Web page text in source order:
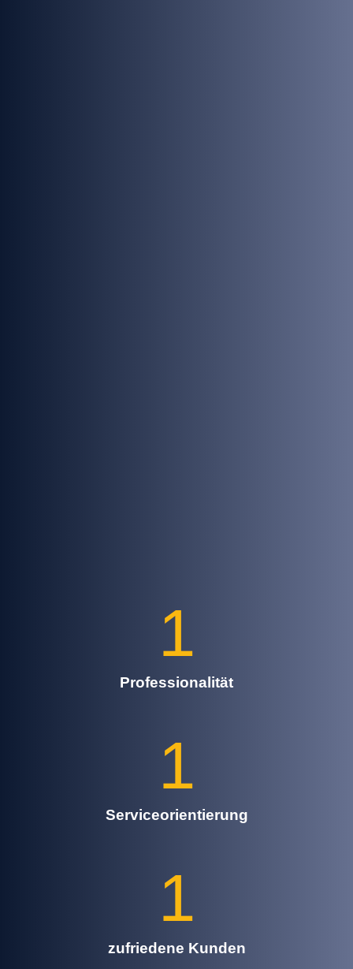
1
Professionalität
1
Serviceorientierung
1
zufriedene Kunden